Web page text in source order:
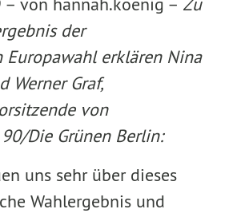
der
Europawahl erklären Nina
Werner Graf,
von
Die Grünen Berlin:
uns sehr über dieses
Wahlergebnis und